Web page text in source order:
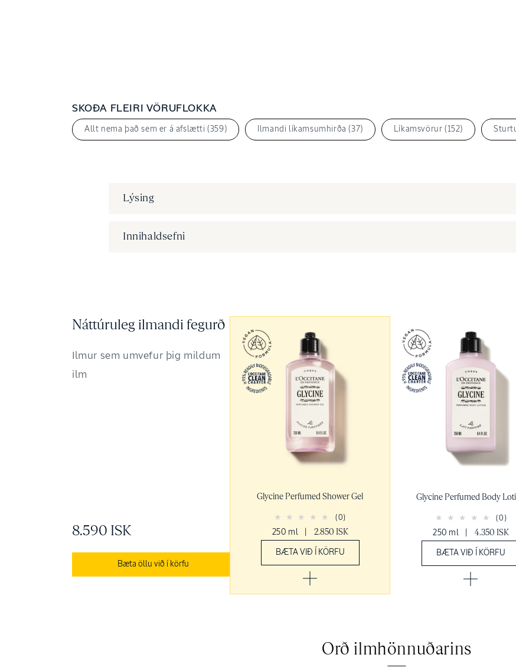
SKOÐA FLEIRI VÖRUFLOKKA
Allt nema það sem er á afslætti (359) Ilmandi líkamsumhirða (37) Líkamsvörur (152)
Lýsing
Innihaldsefni
Náttúruleg ilmandi fegurð
Ilmur sem umvefur þig mildum
ilm
8.590 ISK
Bæta öllu við í körfu
Glycine Perfumed Shower Gel
(0)
250 ml 2.850 ISK
BÆTA VIÐ Í KÖRFU
Glycine Perfumed Body
(0)
250 ml 4.350 ISK
BÆTA VIÐ Í KÖRFU
Orð ilmhönnuðarins